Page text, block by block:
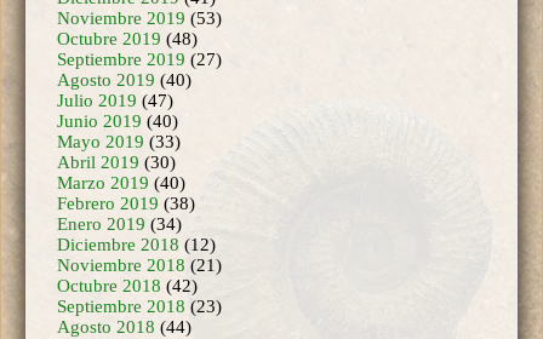
Octubre 2019(48)
Septiembre 2019(27)
Agosto 2019(40)
Julio 2019(47)
Junio 2019 (40)
Mayo 2019 (33)
Abril 2019(30)
Marzo 2019(40)
Febrero 2019(38)
Enero 2019(34)
Diciembre 2018(12)
Noviembre 2018(21)
Octubre 2018(42)
Septiembre 2018(23)
Agosto 2018(44)
Julio 2018(41)